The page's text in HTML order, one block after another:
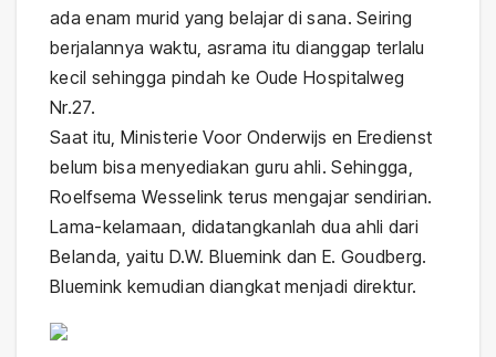
ada enam murid yang belajar di sana. Seiring
berjalannya waktu, asrama itu dianggap terlalu
kecil sehingga pindah ke Oude Hospitalweg
Nr.27.
Saat itu, Ministerie Voor Onderwijs en Eredienst
belum bisa menyediakan guru ahli. Sehingga,
Roelfsema Wesselink terus mengajar sendirian.
Lama-kelamaan, didatangkanlah dua ahli dari
Belanda, yaitu D.W. Bluemink dan E. Goudberg.
Bluemink kemudian diangkat menjadi direktur.